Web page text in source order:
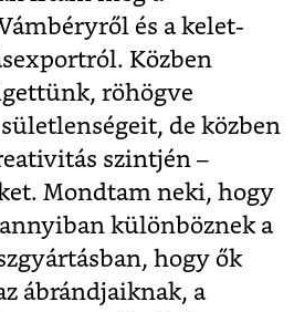
és a kelet-
Közben
röhögve
de közben
szintjén –
Mondtam neki, hogy
különböznek a
hogy ők
ábrándjaiknak, a